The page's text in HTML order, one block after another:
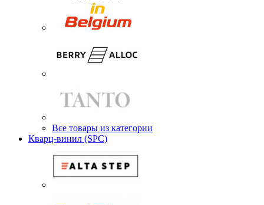
Все товары из категории
Кварц-винил (SPC)